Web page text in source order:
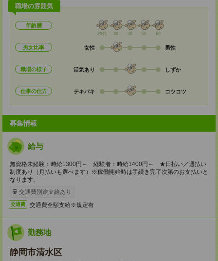
職場の雰囲気
年齢層
20代 30 40 50 60
男女比率 女性 男性
職場の様子 活気あり しずか
仕事の仕方 テキパキ コツコツ
募集情報
給与
無資格未経験：時給1300円～ 経験者：時給1400円～ ★日払い／週払い
制度あり（月払いも選べます）※稼働開始時は手続き完了次第のお支払いと
なります。
交通費別途支給あり
交通費 交通費全額支給※規定有
勤務地
静岡市清水区